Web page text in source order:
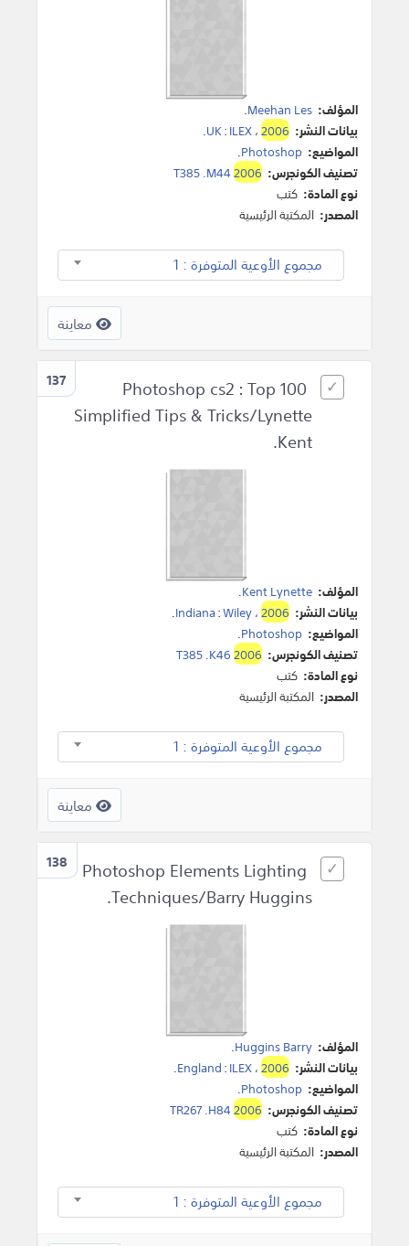
المؤلف: Meehan Les
.
بيانات النشر:
UK:ILEX،2006
.
المواضيع: Photoshop
.
تصنيف الكونجرس:
T385 .M442006
نوع المادة: كتب
المصدر: المكتبة الرئيسية
مجموع الأوعية المتوفرة : 1
معاينة
137
Photoshop cs2 : Top 100
Simplified Tips & Tricks/Lynette
Kent.
المؤلف: Kent Lynette
.
بيانات النشر:
Indiana:Wiley،2006
.
المواضيع: Photoshop
.
تصنيف الكونجرس:
T385 .K462006
نوع المادة: كتب
المصدر: المكتبة الرئيسية
مجموع الأوعية المتوفرة : 1
معاينة
138
Photoshop Elements Lighting
Techniques/Barry Huggins.
المؤلف: Huggins Barry
.
بيانات النشر:
England:ILEX،2006
.
المواضيع: Photoshop
.
تصنيف الكونجرس:
TR267 .H842006
نوع المادة: كتب
المصدر: المكتبة الرئيسية
مجموع الأوعية المتوفرة : 1